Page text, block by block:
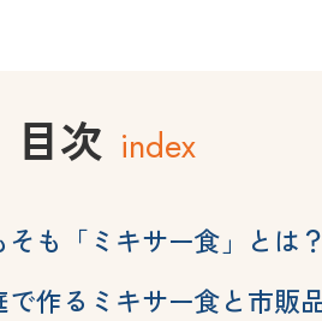
目次 index
そも「ミキサー食」とは？
で作るミキサー食と市販